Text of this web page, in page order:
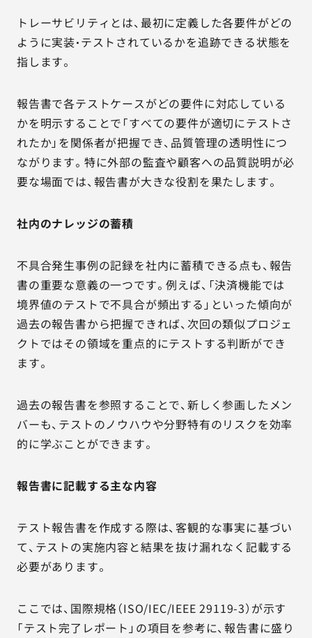
トレーサビリティとは、最初に定義した各要件がどの
ように実装・テストされているかを追跡できる状態を
指します。
報告書で各テストケースがどの要件に対応している
かを明示することで「すべての要件が適切にテストさ
れたか」を関係者が把握でき、品質管理の透明性につ
ながります。特に外部の監査や顧客への品質説明が必
要な場面では、報告書が大きな役割を果たします。
社内のナレッジの蓄積
不具合発生事例の記録を社内に蓄積できる点も、報告
書の重要な意義の一つです。例えば、「決済機能では
境界値のテストで不具合が頻出する」といった傾向が
過去の報告書から把握できれば、次回の類似プロジェ
クトではその領域を重点的にテストする判断ができ
ます。
過去の報告書を参照することで、新しく参画したメン
バーも、テストのノウハウや分野特有のリスクを効率
的に学ぶことができます。
報告書に記載する主な内容
テスト報告書を作成する際は、客観的な事実に基づい
て、テストの実施内容と結果を抜け漏れなく記載する
必要があります。
ここでは、国際規格（ISO/IEC/IEEE 29119-3）が示す
「テスト完了レポート」の項目を参考に、報告書に盛り